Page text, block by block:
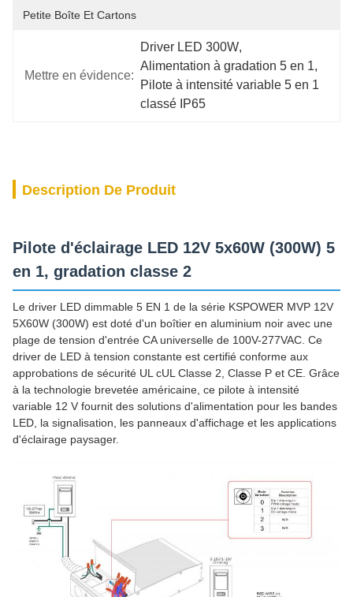
Petite Boîte Et Cartons
Mettre en évidence:
Driver LED 300W,
Alimentation à gradation 5 en 1,
Pilote à intensité variable 5 en 1
classé IP65
Description De Produit
Pilote d'éclairage LED 12V 5x60W (300W) 5
en 1, gradation classe 2
Le driver LED dimmable 5 EN 1 de la série KSPOWER MVP 12V
5X60W (300W) est doté d'un boîtier en aluminium noir avec une
plage de tension d'entrée CA universelle de 100V-277VAC. Ce
driver de LED à tension constante est certifié conforme aux
approbations de sécurité UL cUL Classe 2, Classe P et CE. Grâce
à la technologie brevetée américaine, ce pilote à intensité
variable 12 V fournit des solutions d'alimentation pour les bandes
LED, la signalisation, les panneaux d'affichage et les applications
d'éclairage paysager.